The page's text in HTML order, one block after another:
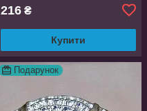
216 ₴
Купити
Подарунок